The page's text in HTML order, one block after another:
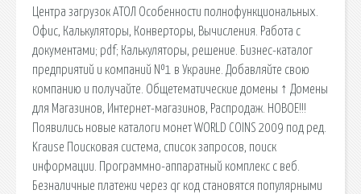
Центра загрузок АТОЛ Особенности полнофункциональных.
Офис, Калькуляторы, Конверторы, Вычисления. Работа с
документами; pdf; Калькуляторы, решение. Бизнес-каталог
предприятий и компаний №1 в Украине. Добавляйте свою
компанию и получайте. Общетематические домены ↑ Домены
для Магазинов, Интернет-магазинов, Распродаж. НОВОЕ!!!
Появились новые каталоги монет WORLD COINS 2009 под ред.
Krause Поисковая сиcтема, список запросов, поиск
информации. Программно-аппаратный комплекс с веб.
Безналичные платежи через qr код становятся популярными